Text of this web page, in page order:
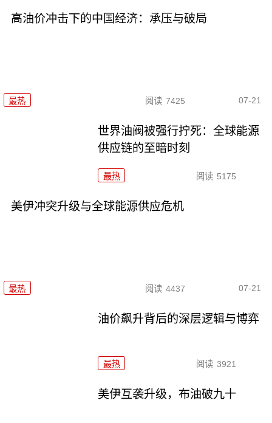
高油价冲击下的中国经济：承压与破局
最热 阅读 7425 07-21
世界油阀被强行拧死：全球能源
供应链的至暗时刻
最热 阅读 5175
美伊冲突升级与全球能源供应危机
最热 阅读 4437 07-21
油价飙升背后的深层逻辑与博弈
最热 阅读 3921
美伊互袭升级，布油破九十